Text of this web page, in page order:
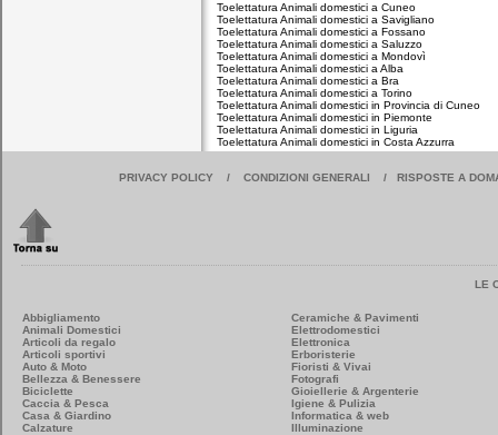
Toelettatura Animali domestici a Cuneo
Toelettatura Animali domestici a Savigliano
Toelettatura Animali domestici a Fossano
Toelettatura Animali domestici a Saluzzo
Toelettatura Animali domestici a Mondovì
Toelettatura Animali domestici a Alba
Toelettatura Animali domestici a Bra
Toelettatura Animali domestici a Torino
Toelettatura Animali domestici in Provincia di Cuneo
Toelettatura Animali domestici in Piemonte
Toelettatura Animali domestici in Liguria
Toelettatura Animali domestici in Costa Azzurra
PRIVACY POLICY / CONDIZIONI GENERALI / RISPOSTE A
LE
Abbigliamento
Animali Domestici
Articoli da regalo
Articoli sportivi
Auto & Moto
Bellezza & Benessere
Biciclette
Caccia & Pesca
Casa & Giardino
Calzature
Ceramiche & Pavimenti
Elettrodomestici
Elettronica
Erboristerie
Fioristi & Vivai
Fotografi
Gioiellerie & Argenterie
Igiene & Pulizia
Informatica & web
Illuminazione